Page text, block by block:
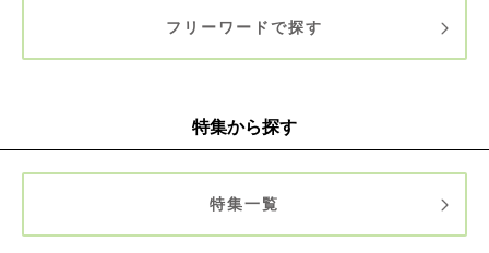
フリーワードで探す
特集から探す
特集一覧